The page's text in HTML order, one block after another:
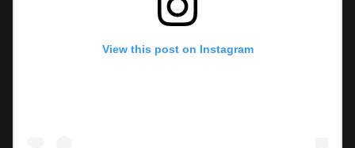
View this post on Instagram